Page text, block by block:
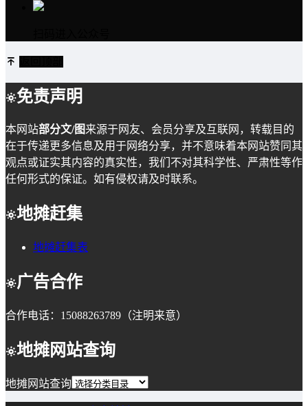
免责声明
本网站部分文/图来源于网友、会员分享及互联网，转载目的
在于传递更多信息及用于网络分享，并不意味着本网站赞同其
观点或证实其内容的真实性，我们不对其科学性、严肃性等作
任何形式的保证。如有侵权请及时联系。
地摊赶集
地摊赶集表
广告合作
合作电话：15088263789（注明来意）
地摊网站查询
地摊网站查询